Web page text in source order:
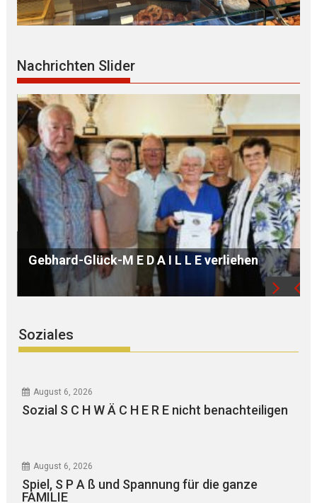
Nachrichten Slider
B Ü R G E R S P R E C H S T U N D E mit Ursula
WEGER
Soziales
August 6, 2026
Sozial S C H W Ä C H E R E nicht benachteiligen
August 6, 2026
Spiel, S P A ß und Spannung für die ganze
FAMILIE